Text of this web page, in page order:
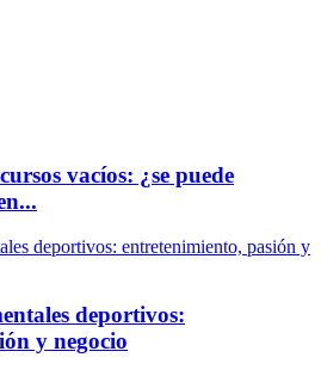
vacíos: ¿se puede
deportivos:
y negocio